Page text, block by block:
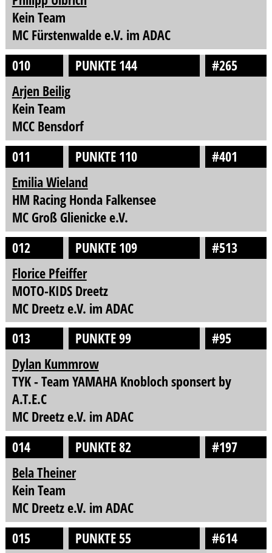
Kein Team
MC Fürstenwalde e.V. im ADAC
010
PUNKTE 144
#265
Arjen Beilig
Kein Team
MCC Bensdorf
011
PUNKTE 110
#401
Emilia Wieland
HM Racing Honda Falkensee
MC Groß Glienicke e.V.
012
PUNKTE 109
#513
Florice Pfeiffer
MOTO-KIDS Dreetz
MC Dreetz e.V. im ADAC
013
PUNKTE 99
#95
Dylan Kummrow
TYK - Team YAMAHA Knobloch sponsert by
A.T.E.C
MC Dreetz e.V. im ADAC
014
PUNKTE 82
#197
Bela Theiner
Kein Team
MC Dreetz e.V. im ADAC
015
PUNKTE 55
#614